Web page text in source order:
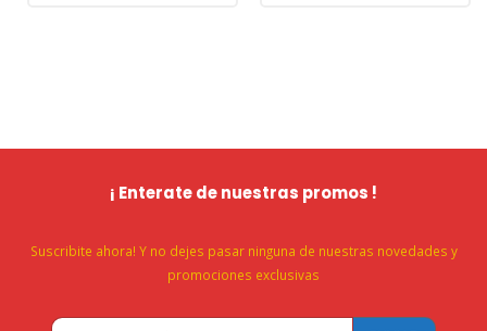
¡ Enterate de nuestras promos !
Suscribite ahora! Y no dejes pasar ninguna de nuestras novedades y
promociones exclusivas